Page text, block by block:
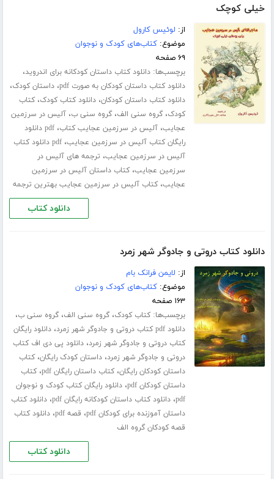
خیلی کوچک
از: لوئیس کارول
موضوع:کتاب‌های کودک و نوجوان
۶۹ صفحه
برچسب‌ها:دانلود کتاب داستان کودکانه برای اندروید،
دانلود کتاب داستان کودکان به صورت pdf ،داستان کودک،
دانلود کتاب داستان کودکان،دانلود کتاب کودک،کتاب
کودک،گروه سنی الف،گروه سنی ب،آلیس در سرزمین
عجایب،آلیس در سرزمین عجایب کتاب،
pdf دانلود
رایگان کتاب آلیس در سرزمین عجایب،
pdf دانلود کتاب
آلیس در سرزمین عجایب، ترجمه های آلیس در
سرزمین عجایب،کتاب داستان آلیس در سرزمین
عجایب،کتاب آلیس در سرزمین عجایب بهترین ترجمه
دانلود کتاب
دانلود کتاب دروتی و جادوگر شهر زمرد
از: لایمن فرانک بام
موضوع:کتاب‌های کودک و نوجوان
۱۶۳ صفحه
برچسب‌ها:کتاب کودک،گروه سنی الف،گروه سنی ب،
دانلود pdf کتاب دروتی و جادوگر شهر زمرد ،دانلود رایگان
کتاب دروتی و جادوگر شهر زمرد،دانلود پی دی اف کتاب
دروتی و جادوگر شهر زمرد،داستان کودک رایگان،کتاب
داستان کودکان رایگان،کتاب داستان رایگان pdf ،کتاب
داستان کودکان pdf
،دانلود رایگان کتاب کودک و نوجوان
pdf،دانلود کتاب داستان کودکانه رایگان pdf ،دانلود کتاب
داستان آموزنده برای کودکان pdf
، قصه pdf ،دانلود کتاب
قصه کودکان گروه الف
دانلود کتاب